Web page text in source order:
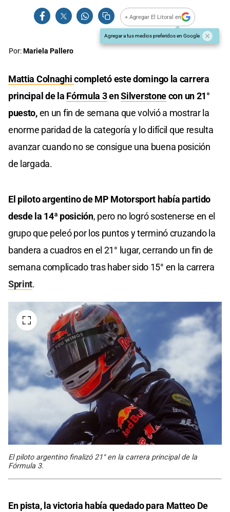
+ Agregar El Litoral en
Agregar a tus medios preferidos en Google
Por:Mariela Pallero
Mattia Colnaghicompletó este domingo la carrera
principal de la Fórmula 3enSilverstonecon un 21°
puesto,en un fin de semana que volvió a mostrar la
enorme paridad de la categoría y lo difícil que resulta
avanzar cuando no se consigue una buena posición
de largada.
El piloto argentino de MP Motorsport había partido
desde la 14ª posición, pero no logró sostenerse en el
grupo que peleó por los puntos y terminó cruzando la
bandera a cuadros en el 21° lugar, cerrando un fin de
semana complicado tras haber sido 15° en la carrera
Sprint.
El piloto argentino finalizó 21° en la carrera principal de la
Fórmula 3.
En pista, la victoria había quedado para Matteo De